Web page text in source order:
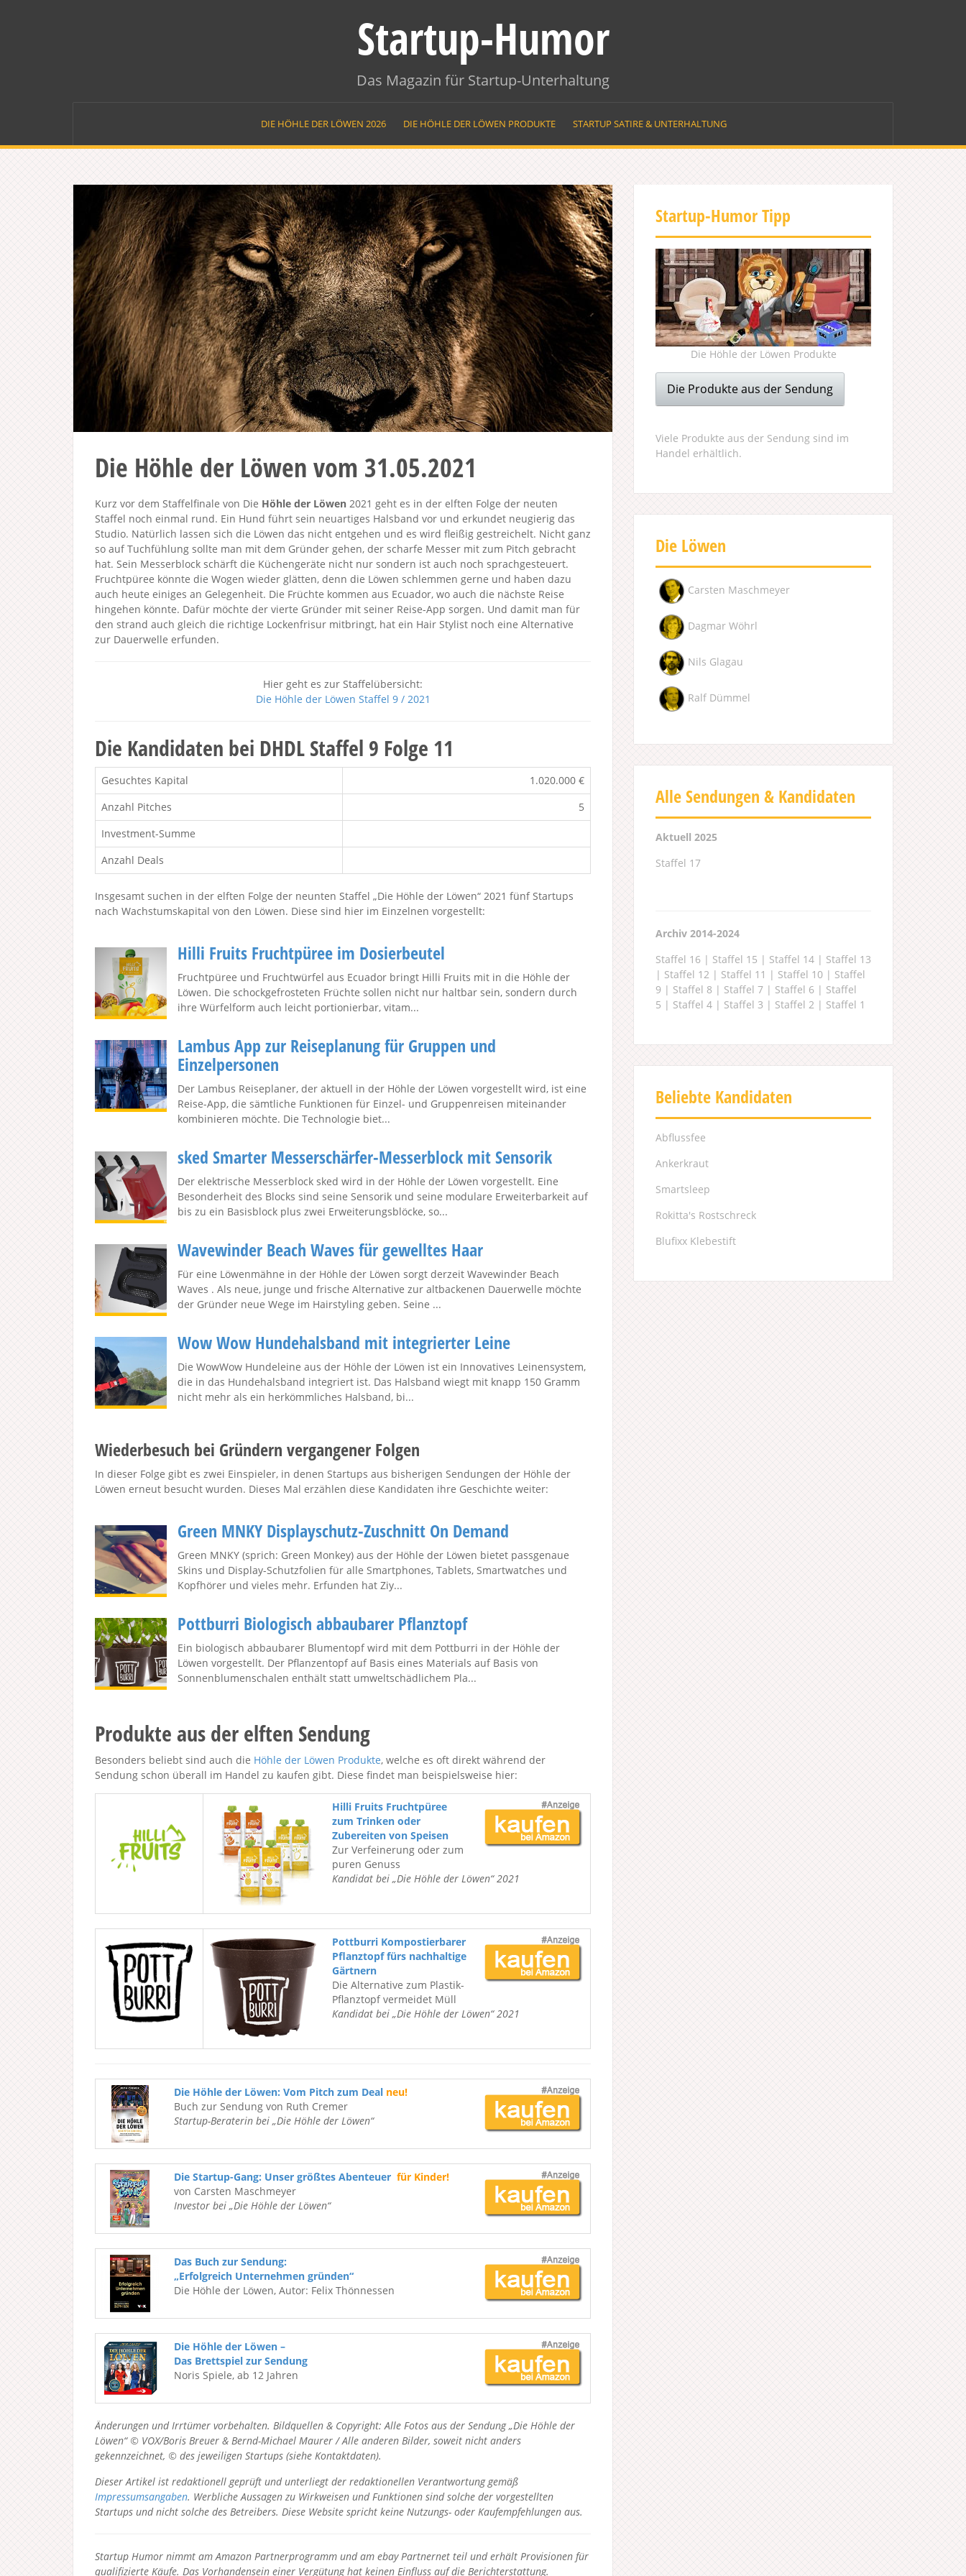
Startup-Humor
Das Magazin für Startup-Unterhaltung
DIE HÖHLE DER LÖWEN 2026 DIE HÖHLE DER LÖWEN PRODUKTE STARTUP SATIRE & UNTERHALTUNG
Die Höhle der Löwen vom 31.05.2021
Kurz vor dem Staffelfinale von Die Höhle der Löwen 2021 geht es in der elften Folge der neuten
Staffel noch einmal rund. Ein Hund führt sein neuartiges Halsband vor und erkundet neugierig das
Studio. Natürlich lassen sich die Löwen das nicht entgehen und es wird fleißig gestreichelt. Nicht ganz
so auf Tuchfühlung sollte man mit dem Gründer gehen, der scharfe Messer mit zum Pitch gebracht
hat. Sein Messerblock schärft die Küchengeräte nicht nur sondern ist auch noch sprachgesteuert.
Fruchtpüree könnte die Wogen wieder glätten, denn die Löwen schlemmen gerne und haben dazu
auch heute einiges an Gelegenheit. Die Früchte kommen aus Ecuador, wo auch die nächste Reise
hingehen könnte. Dafür möchte der vierte Gründer mit seiner Reise-App sorgen. Und damit man für
den strand auch gleich die richtige Lockenfrisur mitbringt, hat ein Hair Stylist noch eine Alternative
zur Dauerwelle erfunden.
Hier geht es zur Staffelübersicht:
Die Höhle der Löwen Staffel 9 / 2021
Die Kandidaten bei DHDL Staffel 9 Folge 11
Gesuchtes Kapital
1.020.000 €
Anzahl Pitches
5
Investment-Summe
Anzahl Deals
Insgesamt suchen in der elften Folge der neunten Staffel „Die Höhle der Löwen“ 2021 fünf Startups
nach Wachstumskapital von den Löwen. Diese sind hier im Einzelnen vorgestellt:
Hilli Fruits Fruchtpüree im Dosierbeutel
Fruchtpüree und Fruchtwürfel aus Ecuador bringt Hilli Fruits mit in die Höhle der
Löwen. Die schockgefrosteten Früchte sollen nicht nur haltbar sein, sondern durch
ihre Würfelform auch leicht portionierbar, vitam...
Lambus App zur Reiseplanung für Gruppen und
Einzelpersonen
Der Lambus Reiseplaner, der aktuell in der Höhle der Löwen vorgestellt wird, ist eine
Reise-App, die sämtliche Funktionen für Einzel- und Gruppenreisen miteinander
kombinieren möchte. Die Technologie biet...
sked Smarter Messerschärfer-Messerblock mit Sensorik
Der elektrische Messerblock sked wird in der Höhle der Löwen vorgestellt. Eine
Besonderheit des Blocks sind seine Sensorik und seine modulare Erweiterbarkeit auf
bis zu ein Basisblock plus zwei Erweiterungsblöcke, so...
Wavewinder Beach Waves für gewelltes Haar
Für eine Löwenmähne in der Höhle der Löwen sorgt derzeit Wavewinder Beach
Waves . Als neue, junge und frische Alternative zur altbackenen Dauerwelle möchte
der Gründer neue Wege im Hairstyling geben. Seine ...
Wow Wow Hundehalsband mit integrierter Leine
Die WowWow Hundeleine aus der Höhle der Löwen ist ein Innovatives Leinensystem,
die in das Hundehalsband integriert ist. Das Halsband wiegt mit knapp 150 Gramm
nicht mehr als ein herkömmliches Halsband, bi...
Wiederbesuch bei Gründern vergangener Folgen
In dieser Folge gibt es zwei Einspieler, in denen Startups aus bisherigen Sendungen der Höhle der
Löwen erneut besucht wurden. Dieses Mal erzählen diese Kandidaten ihre Geschichte weiter:
Green MNKY Displayschutz-Zuschnitt On Demand
Green MNKY (sprich: Green Monkey) aus der Höhle der Löwen bietet passgenaue
Skins und Display-Schutzfolien für alle Smartphones, Tablets, Smartwatches und
Kopfhörer und vieles mehr. Erfunden hat Ziy...
Pottburri Biologisch abbaubarer Pflanztopf
Ein biologisch abbaubarer Blumentopf wird mit dem Pottburri in der Höhle der
Löwen vorgestellt. Der Pflanzentopf auf Basis eines Materials auf Basis von
Sonnenblumenschalen enthält statt umweltschädlichem Pla...
Produkte aus der elften Sendung
Besonders beliebt sind auch die Höhle der Löwen Produkte, welche es oft direkt während der
Sendung schon überall im Handel zu kaufen gibt. Diese findet man beispielsweise hier:
Hilli Fruits Fruchtpüree
zum Trinken oder
Zubereiten von Speisen
Zur Verfeinerung oder zum
puren Genuss
Kandidat bei „Die Höhle der Löwen“ 2021
Pottburri Kompostierbarer
Pflanztopf fürs nachhaltige
Gärtnern
Die Alternative zum Plastik-
Pflanztopf vermeidet Müll
Kandidat bei „Die Höhle der Löwen“ 2021
Die Höhle der Löwen: Vom Pitch zum Deal neu!
Buch zur Sendung von Ruth Cremer
Startup-Beraterin bei „Die Höhle der Löwen“
Die Startup-Gang: Unser größtes Abenteuer für Kinder!
von Carsten Maschmeyer
Investor bei „Die Höhle der Löwen“
Das Buch zur Sendung:
„Erfolgreich Unternehmen gründen“
Die Höhle der Löwen, Autor: Felix Thönnessen
Die Höhle der Löwen –
Das Brettspiel zur Sendung
Noris Spiele, ab 12 Jahren
Änderungen und Irrtümer vorbehalten. Bildquellen & Copyright: Alle Fotos aus der Sendung „Die Höhle der
Löwen“ © VOX/Boris Breuer & Bernd-Michael Maurer / Alle anderen Bilder, soweit nicht anders
gekennzeichnet, © des jeweiligen Startups (siehe Kontaktdaten).
Dieser Artikel ist redaktionell geprüft und unterliegt der redaktionellen Verantwortung gemäß
Impressumsangaben. Werbliche Aussagen zu Wirkweisen und Funktionen sind solche der vorgestellten
Startups und nicht solche des Betreibers. Diese Website spricht keine Nutzungs- oder Kaufempfehlungen aus.
Startup Humor nimmt am Amazon Partnerprogramm und am ebay Partnernet teil und erhält Provisionen für
qualifizierte Käufe. Das Vorhandensein einer Vergütung hat keinen Einfluss auf die Berichterstattung.
Startup-Humor Tipp
Die Höhle der Löwen Produkte
Die Produkte aus der Sendung
Viele Produkte aus der Sendung sind im
Handel erhältlich.
Die Löwen
Carsten Maschmeyer
Dagmar Wöhrl
Nils Glagau
Ralf Dümmel
Alle Sendungen & Kandidaten
Aktuell 2025
Staffel 17
Archiv 2014-2024
Staffel 16 | Staffel 15 | Staffel 14 | Staffel 13
| Staffel 12 | Staffel 11 | Staffel 10 | Staffel
9 | Staffel 8 | Staffel 7 | Staffel 6 | Staffel
5 | Staffel 4 | Staffel 3 | Staffel 2 | Staffel 1
Beliebte Kandidaten
Abflussfee
Ankerkraut
Smartsleep
Rokitta's Rostschreck
Blufixx Klebestift